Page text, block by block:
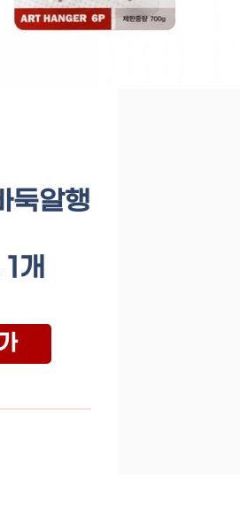
둑알행
개